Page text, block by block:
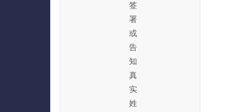
签
署
或
告
知
真
实
姓